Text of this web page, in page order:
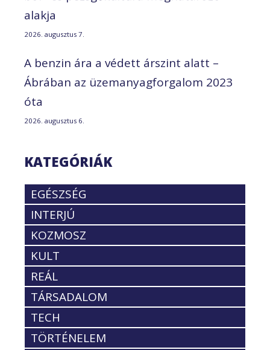
alakja
2026. augusztus 7.
A benzin ára a védett árszint alatt –
Ábrában az üzemanyagforgalom 2023
óta
2026. augusztus 6.
KATEGÓRIÁK
EGÉSZSÉG
INTERJÚ
KOZMOSZ
KULT
REÁL
TÁRSADALOM
TECH
TÖRTÉNELEM